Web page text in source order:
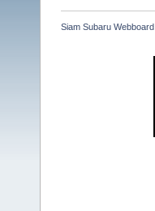
Siam Subaru Webboard